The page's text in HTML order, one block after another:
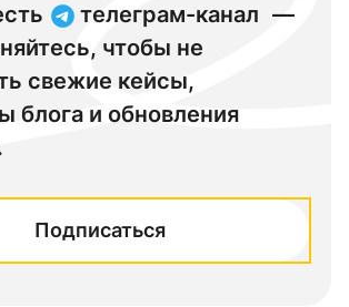
телеграм-канал —
чтобы не
свежие кейсы,
блога и обновления
Подписаться